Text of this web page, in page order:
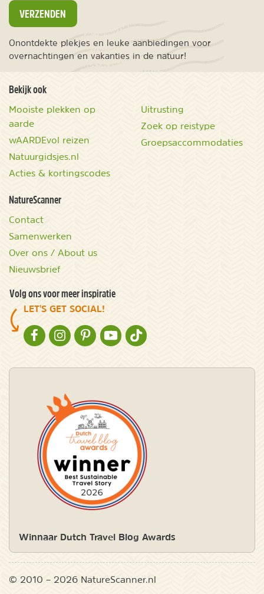
VERZENDEN
Onontdekte plekjes en leuke aanbiedingen voor
overnachtingen en vakanties in de natuur!
Bekijk ook
Mooiste plekken op
aarde
wAARDEvol reizen
Natuurgidsjes.nl
Acties & kortingscodes
Uitrusting
Zoek op reistype
Groepsaccommodaties
NatureScanner
Contact
Samenwerken
Over ons / About us
Nieuwsbrief
Volg ons voor meer inspiratie
LET'S GET SOCIAL!
NATURESCANNER OP FACEBOOK
NATURESCANNER OP INSTAGRAM
NATURESCANNER OP PINTEREST
NATURESCANNER OP YOUTUBE
NATURESCANNER OP TIKTOK
Winnaar Dutch Travel Blog Awards
© 2010 – 2026 NatureScanner.nl